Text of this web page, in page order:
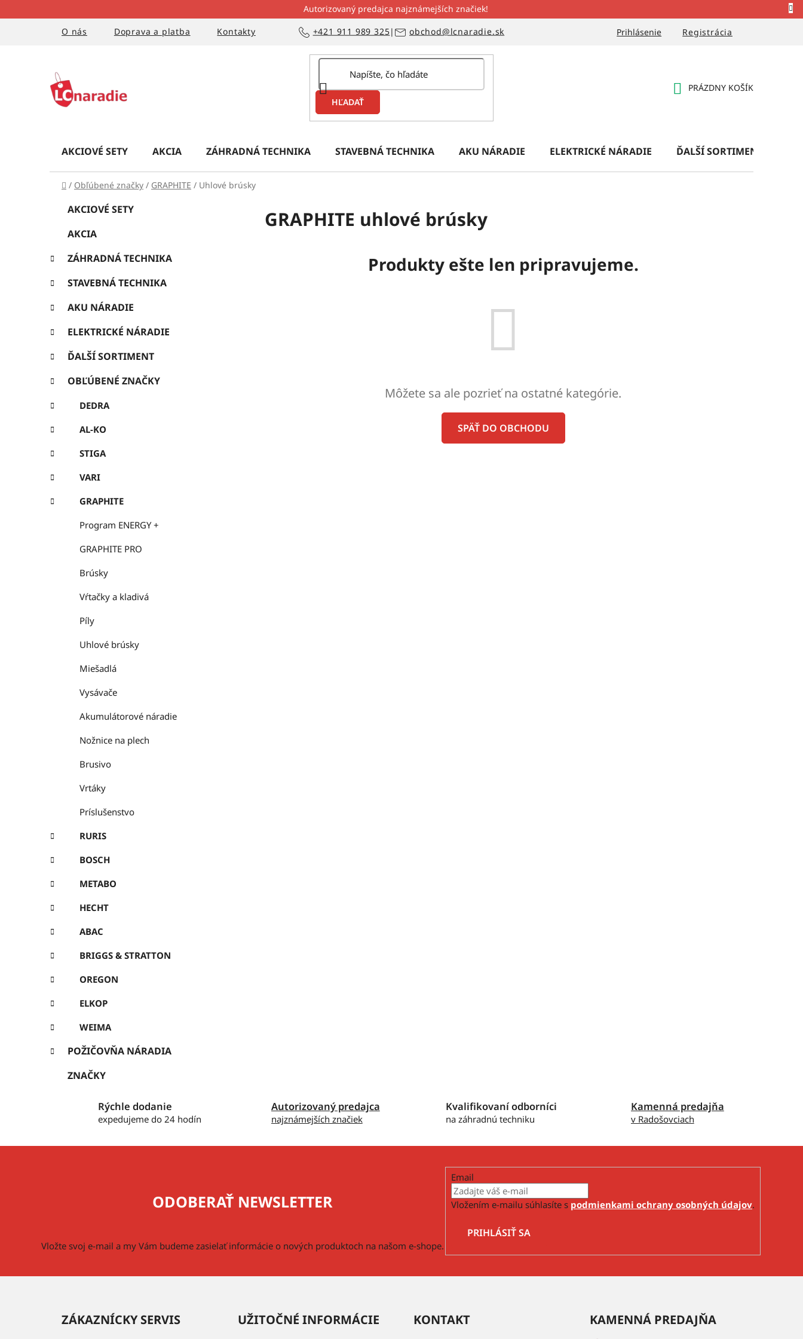
na
Autorizovaný predajca najznámejších značiek!
O nás
Doprava a platba Kontakty Prihlásenie Registrácia
+421 911 989 325| obchod@lcnaradie.sk
HĽADAŤ
PRÁZDNY KOŠÍK
AKCIOVÉ SETY AKCIA ZÁHRADNÁ TECHNIKA STAVEBNÁ TECHNIKA AKU NÁRADIE ELEKTRICKÉ NÁRADIE ĎALŠÍ SORTIMENT
Domov
/ Obľúbené značky / GRAPHITE / Uhlové brúsky
n
ý
a
n
e
l
Preskočiť
kategórie
g
r
e
AKCIOVÉ SETY
AKCIA
ZÁHRADNÁ TECHNIKA
STAVEBNÁ TECHNIKA
AKU NÁRADIE
ELEKTRICKÉ NÁRADIE
ĎALŠÍ SORTIMENT
OBĽÚBENÉ ZNAČKY
DEDRA
AL-KO
STIGA
VARI
GRAPHITE
Program ENERGY +
GRAPHITE PRO
Brúsky
Vŕtačky a kladivá
Píly
Uhlové brúsky
Miešadlá
Vysávače
Akumulátorové náradie
Nožnice na plech
Brusivo
Vrtáky
Príslušenstvo
RURIS
BOSCH
METABO
HECHT
ABAC
BRIGGS & STRATTON
OREGON
ELKOP
WEIMA
POŽIČOVŇA NÁRADIA
ZNAČKY
GRAPHITE uhlové brúsky
Produkty ešte len pripravujeme.
Môžete sa ale pozrieť na ostatné kategórie.
SPÄŤ DO OBCHODU
Rýchle dodanie
expedujeme do 24 hodín
Autorizovaný predajca
najznámejších značiek
Kvalifikovaní odborníci
na záhradnú techniku
Kamenná predajňa
v Radošovciach
ODOBERAŤ NEWSLETTER
Vložte svoj e-mail a my Vám budeme zasielať informácie o nových produktoch na našom e-shope.
Email
Vložením e-mailu súhlasíte s podmienkami ochrany osobných údajov.
PRIHLÁSIŤ SA
ZÁKAZNÍCKY SERVIS UŽITOČNÉ INFORMÁCIE KONTAKT KAMENNÁ PREDAJŇA